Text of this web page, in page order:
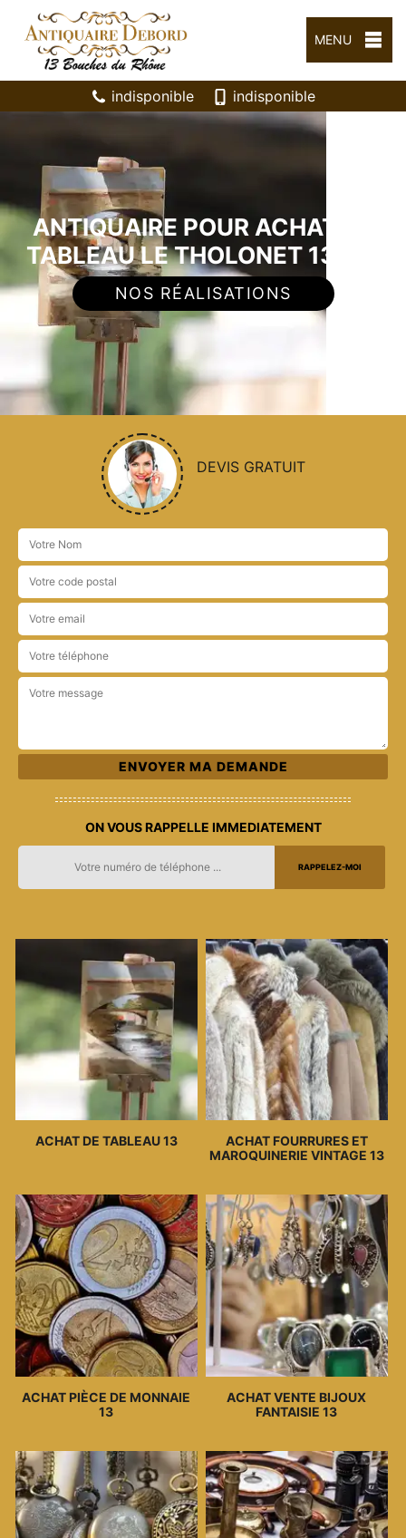
MENU
indisponible indisponible
ANTIQUAIRE POUR ACHAT DE
TABLEAU LE THOLONET 13100
NOS RÉALISATIONS
DEVIS GRATUIT
ON VOUS RAPPELLE IMMEDIATEMENT
ACHAT DE TABLEAU 13
ACHAT FOURRURES ET
MAROQUINERIE VINTAGE 13
ACHAT PIÈCE DE MONNAIE
13
ACHAT VENTE BIJOUX
FANTAISIE 13